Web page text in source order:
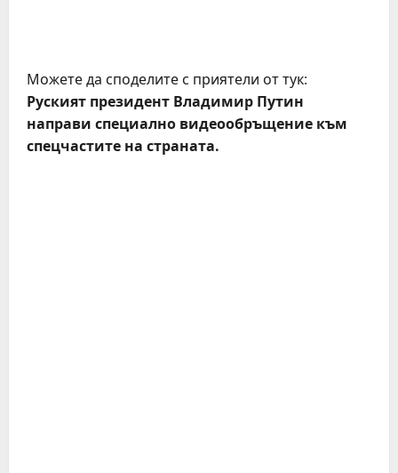
Можете да споделите с приятели от тук:
Руският президент Владимир Путин
направи специално видеообръщение към
спецчастите на страната.